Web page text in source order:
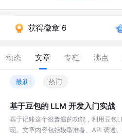
获得徽章 6
动态 文章 专栏 沸点
最新 热门
基于豆包的 LLM 开发入门实战
基于记账这个很普遍的功能，利用豆包
现。文章内容包括模型准备、API 调通